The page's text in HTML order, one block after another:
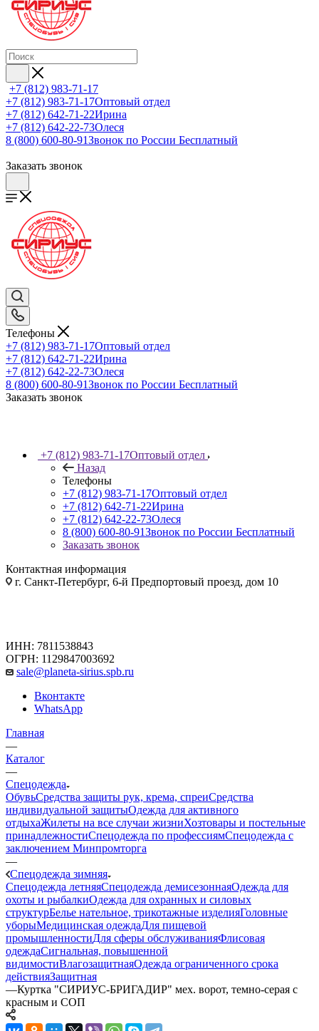
+7 (812) 983-71-17
+7 (812) 983-71-17Оптовый отдел
+7 (812) 642-71-22Ирина
+7 (812) 642-22-73Олеся
8 (800) 600-80-91Звонок по России Бесплатный
Заказать звонок
Телефоны
+7 (812) 983-71-17Оптовый отдел
+7 (812) 642-71-22Ирина
+7 (812) 642-22-73Олеся
8 (800) 600-80-91Звонок по России Бесплатный
Заказать звонок
+7 (812) 983-71-17Оптовый отдел
Назад
Телефоны
+7 (812) 983-71-17Оптовый отдел
+7 (812) 642-71-22Ирина
+7 (812) 642-22-73Олеся
8 (800) 600-80-91Звонок по России Бесплатный
Заказать звонок
Контактная информация
г. Санкт-Петербург, 6-й Предпортовый проезд, дом 10
ИНН: 7811538843
ОГРН: 1129847003692
sale@planeta-sirius.spb.ru
Вконтакте
WhatsApp
Главная
—
Каталог
—
Спецодежда
ОбувьСредства защиты рук, крема, спреиСредства
индивидуальной защитыОдежда для активного
отдыхаЖилеты на все случаи жизниХозтовары и постельные
принадлежностиСпецодежда по профессиямСпецодежда с
заключением Минпромторга
—
Спецодежда зимняя
Спецодежда летняяСпецодежда демисезоннаяОдежда для
охоты и рыбалкиОдежда для охранных и силовых
структурБелье нательное, трикотажные изделияГоловные
уборыМедицинская одеждаДля пищевой
промышленностиДля сферы обслуживанияФлисовая
одеждаСигнальная, повышенной
видимостиВлагозащитнаяОдежда ограниченного срока
действияЗащитная
—Куртка "СИРИУС-БРИГАДИР" мех. ворот, темно-серая с
красным и СОП